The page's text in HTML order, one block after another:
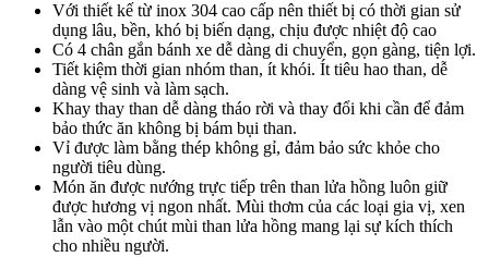
Với thiết kế từ inox 304 cao cấp nên thiết bị có thời gian sử
dụng lâu, bền, khó bị biến dạng, chịu được nhiệt độ cao
Có 4 chân gắn bánh xe dễ dàng di chuyển, gọn gàng, tiện lợi.
Tiết kiệm thời gian nhóm than, ít khói. Ít tiêu hao than, dễ
dàng vệ sinh và làm sạch.
Khay thay than dễ dàng tháo rời và thay đổi khi cần để đảm
bảo thức ăn không bị bám bụi than.
Vỉ được làm bằng thép không gỉ, đảm bảo sức khỏe cho
người tiêu dùng.
Món ăn được nướng trực tiếp trên than lửa hồng luôn giữ
được hương vị ngon nhất. Mùi thơm của các loại gia vị, xen
lẫn vào một chút mùi than lửa hồng mang lại sự kích thích
cho nhiều người.